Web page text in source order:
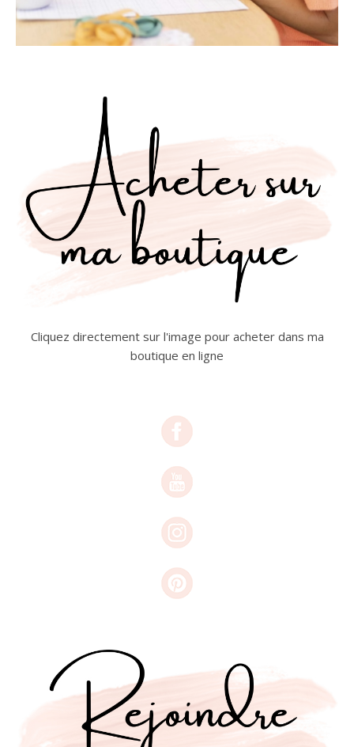
Cliquez directement sur l'image pour acheter dans ma
boutique en ligne